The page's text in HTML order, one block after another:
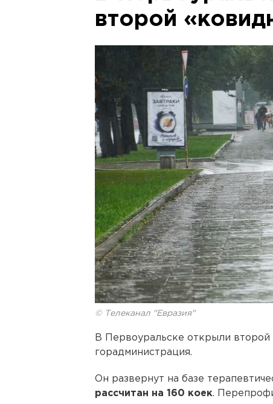
второй
© Телеканал "Евразия"
В Первоуральске открыли
горадминистрация.
Он развернут на базе
рассчитан на 160 коек.